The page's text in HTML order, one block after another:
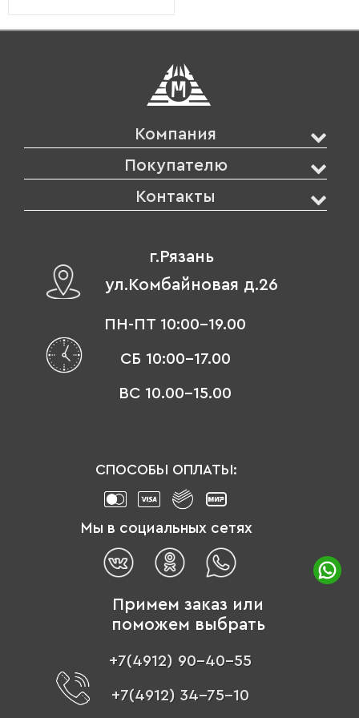
Компания
Покупателю
Контакты
г.Рязань
ул.Комбайновая д.26
ПН-ПТ 10:00-19.00
СБ 10:00-17.00
ВС 10.00-15.00
СПОСОБЫ ОПЛАТЫ:
Мы в социальных сетях
Примем заказ или
поможем выбрать
+7(4912) 90-40-55
+7(4912) 34-75-10